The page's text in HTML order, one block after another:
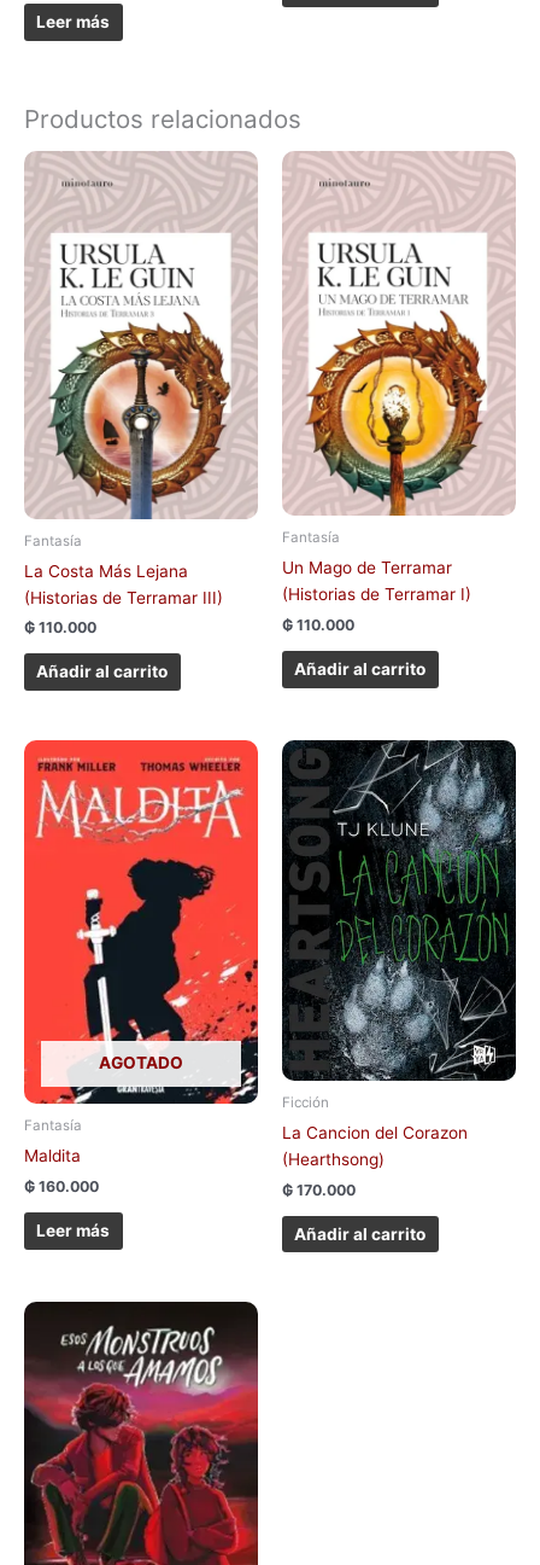
Leer más
Productos relacionados
Fantasía
La Costa Más Lejana
(Historias de Terramar III)
₲ 110.000
Añadir al carrito
Fantasía
Un Mago de Terramar
(Historias de Terramar I)
₲ 110.000
Añadir al carrito
AGOTADO
Fantasía
Maldita
₲ 160.000
Leer más
Ficción
La Cancion del Corazon
(Hearthsong)
₲ 170.000
Añadir al carrito